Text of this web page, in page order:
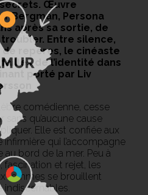
Œuvre
Bergman, Persona
après sa sortie, de
Entre silence,
repères, le cinéaste
de l’identité dans
porté par Liv
comédienne, cesse
qu’aucune cause
Elle est confiée aux
infirmière qui l’accompagne
bord de la mer. Peu à
et rejet, les
femmes se brouillent
indiscernables.